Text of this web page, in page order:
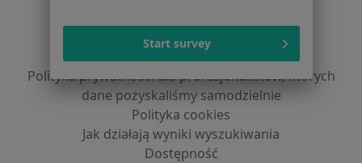
Polityka prywatności pacjentów
Polityka prywatności dla profesjonalistów, których
dane pozyskaliśmy samodzielnie
Polityka cookies
Jak działają wyniki wyszukiwania
Dostępność
Start survey